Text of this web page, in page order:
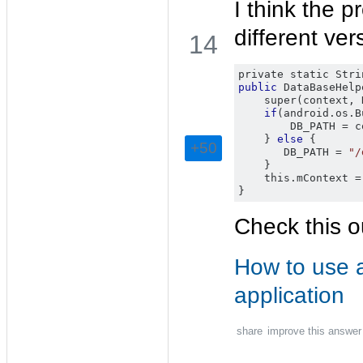
        String myPath
=
        checkDB
=
// database does't
    if (checkDB != null) {
        checkDB.close();
* Copies your database
* handled. This is done
14
+50
I think the
different
private static
public
    super
( context ,
if ( android . os .
        DB_PATH
=
} else
{
       DB_PATH
=
"/
}
    this
. mContext =
}
Check this
How to use
application
share improve this answer